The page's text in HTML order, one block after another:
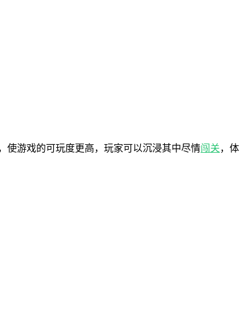
使游戏的可玩度更高，玩家可以沉浸其中尽情闯关，体